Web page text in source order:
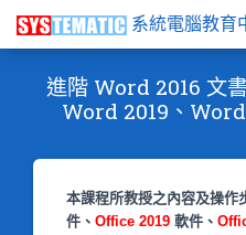
系統電腦教育
進階 Word 2016 文
Word 2019、
本課程所教授之內容及操作
件、 Office 2019 軟件、